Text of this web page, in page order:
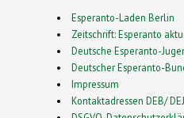
Esperanto-Laden Berlin
Zeitschrift: Esperanto
Deutsche Esperanto-
Deutscher Esperanto-
Impressum
Kontaktadressen DEB/ DEJ